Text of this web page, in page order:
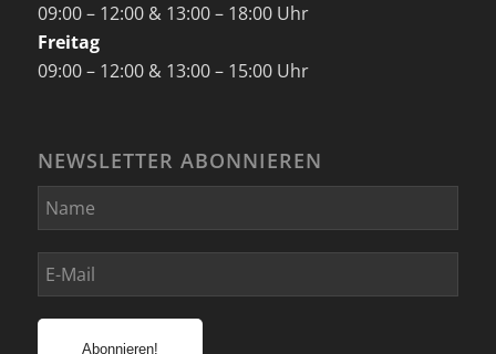
09:00 – 12:00 & 13:00 – 18:00 Uhr
Freitag
09:00 – 12:00 & 13:00 – 15:00 Uhr
NEWSLETTER ABONNIEREN